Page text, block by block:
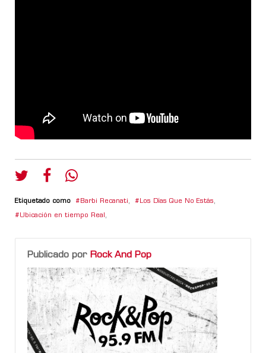
Etiquetado como Barbi Recanati, Los Días Que No Estás,
Ubicación en tiempo Real ,
Publicado por Rock And Pop